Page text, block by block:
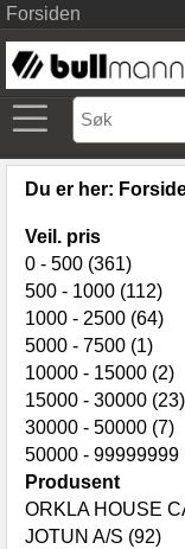
Forsiden
Du er her:
Veil. pris
0 - 500 (361)
500 - 1000 (112)
1000 - 2500 (64)
5000 - 7500 (1)
10000 - 15000 (2)
15000 - 30000 (23)
30000 - 50000 (7)
50000 - 99999999
Produsent
ORKLA HOUSE
JOTUN A/S (92)